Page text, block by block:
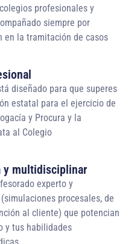
profesionales y
siempre por
en la tramitación de casos
diseñado para que superes
estatal para el ejercicio de
y Procura y la
al Colegio
y multidisciplinar
experto y
procesales, de
al cliente) que potencian
y tus habilidades